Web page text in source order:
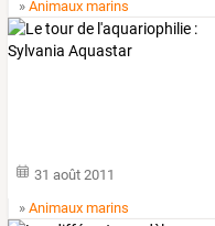
»Animaux marins
31 août 2011
»Animaux marins